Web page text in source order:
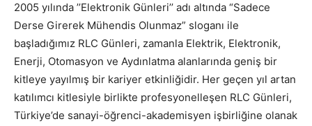
2005 yılında ’’Elektronik Günleri’’ adı altında “Sadece
Derse Girerek Mühendis Olunmaz” sloganı ile
başladığımız RLC Günleri, zamanla Elektrik, Elektronik,
Enerji, Otomasyon ve Aydınlatma alanlarında geniş bir
kitleye yayılmış bir kariyer etkinliğidir. Her geçen yıl artan
katılımcı kitlesiyle birlikte profesyonelleşen RLC Günleri,
Türkiye’de sanayi-öğrenci-akademisyen işbirliğine olanak